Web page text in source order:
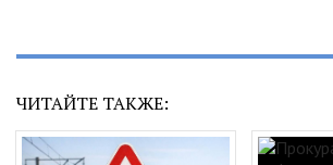
ЧИТАЙТЕ ТАКЖЕ: